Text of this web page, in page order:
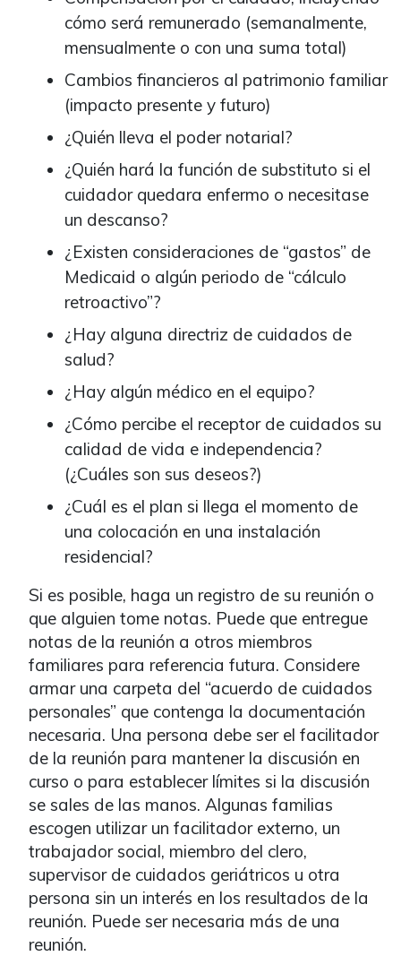
cómo será remunerado (semanalmente,
mensualmente o con una suma total)
Cambios financieros al patrimonio familiar
(impacto presente y futuro)
¿Quién lleva el poder notarial?
¿Quién hará la función de substituto si el
cuidador quedara enfermo o necesitase
un descanso?
¿Existen consideraciones de “gastos” de
Medicaid o algún periodo de “cálculo
retroactivo”?
¿Hay alguna directriz de cuidados de
salud?
¿Hay algún médico en el equipo?
¿Cómo percibe el receptor de cuidados su
calidad de vida e independencia?
(¿Cuáles son sus deseos?)
¿Cuál es el plan si llega el momento de
una colocación en una instalación
residencial?
Si es posible, haga un registro de su reunión o
que alguien tome notas. Puede que entregue
notas de la reunión a otros miembros
familiares para referencia futura. Considere
armar una carpeta del “acuerdo de cuidados
personales” que contenga la documentación
necesaria. Una persona debe ser el facilitador
de la reunión para mantener la discusión en
curso o para establecer límites si la discusión
se sales de las manos. Algunas familias
escogen utilizar un facilitador externo, un
trabajador social, miembro del clero,
supervisor de cuidados geriátricos u otra
persona sin un interés en los resultados de la
reunión. Puede ser necesaria más de una
reunión.